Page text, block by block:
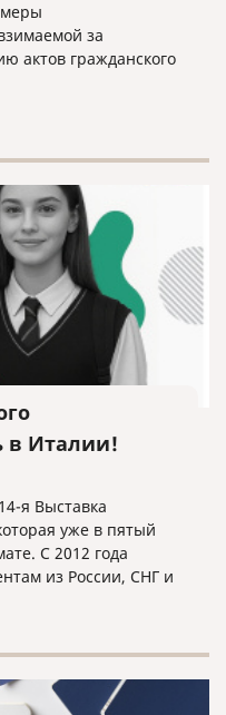
за
актов гражданского
в Италии!
я Выставка
уже в пятый
С 2012 года
из России, СНГ и